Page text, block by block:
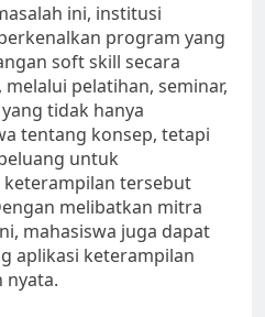
ini, institusi
program yang
soft skill secara
pelatihan, seminar,
tidak hanya
tentang konsep, tetapi
untuk
tersebut
melibatkan mitra
mahasiswa juga dapat
aplikasi keterampilan
nyata.